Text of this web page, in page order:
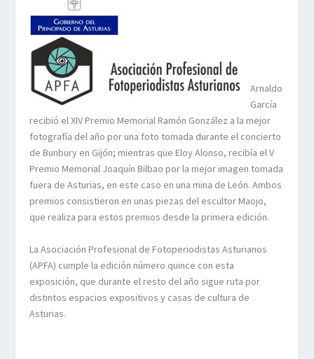
Arnaldo
García
recibió el XIV Premio Memorial Ramón González a la mejor
fotografía del año por una foto tomada durante el concierto
de Bunbury en Gijón; mientras que Eloy Alonso, recibía el V
Premio Memorial Joaquín Bilbao por la mejor imagen tomada
fuera de Asturias, en este caso en una mina de León. Ambos
premios consistieron en unas piezas del escultor Maojo,
que realiza para estos premios desde la primera edición.
La Asociación Profesional de Fotoperiodistas Asturianos
(APFA) cumple la edición número quince con esta
exposición, que durante el resto del año sigue ruta por
distintos espacios expositivos y casas de cultura de
Asturias.